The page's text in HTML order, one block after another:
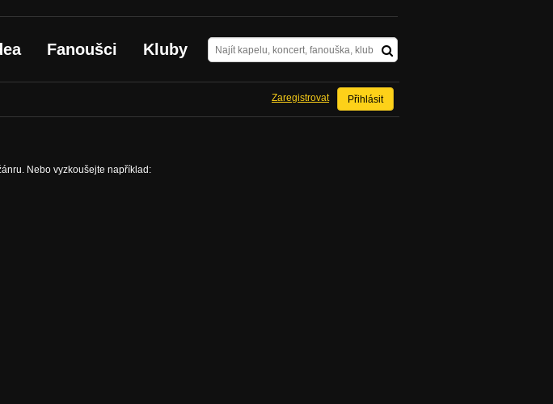
Fanoušci Kluby
Přihlásit
Zaregistrovat
Nebo vyzkoušejte například: